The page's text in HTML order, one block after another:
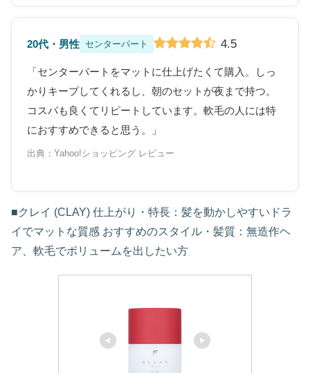
20代・男性 センターパート 4.5
「センターパートをマットに仕上げたくて購入。しっ
かりキープしてくれるし、朝のセットが夜まで持つ。
コスパも良くてリピートしています。軟毛の人には特
におすすめできると思う。」
出典：Yahoo!ショッピング レビュー
■クレイ (CLAY) 仕上がり・特長：髪を動かしやすいドラ
イでマットな質感 おすすめのスタイル・髪質：無造作ヘ
ア、軟毛でボリュームを出したい方